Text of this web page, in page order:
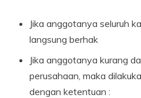
Jika anggotanya seluruh
langsung berhak
Jika anggotanya kurang
perusahaan, maka
dengan ketentuan :